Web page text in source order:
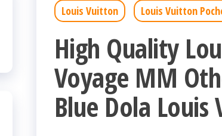
Louis Vuitton Louis Vuitton
High Quality
Voyage MM
Blue Dola